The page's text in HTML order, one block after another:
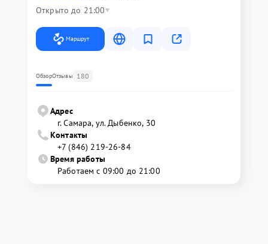
Открыто до 21:00
Маршрут
ОбзорОтзывы 180
Адрес
г. Самара, ул. Дыбенко, 30
Контакты
+7 (846) 219-26-84
Время работы
Работаем с 09:00 до 21:00